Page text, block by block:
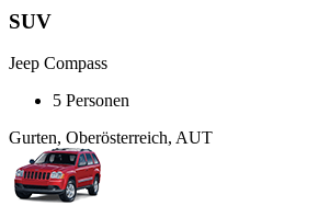
SUV
Jeep Compass
5 Personen
Gurten, Oberösterreich, AUT